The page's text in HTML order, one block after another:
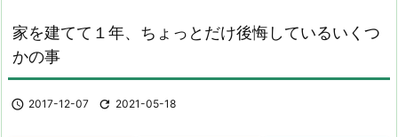
次へ
検索
家を建てて１年、ちょっとだけ後悔しているいくつ
かの事
 2017-12-07  2021-05-18